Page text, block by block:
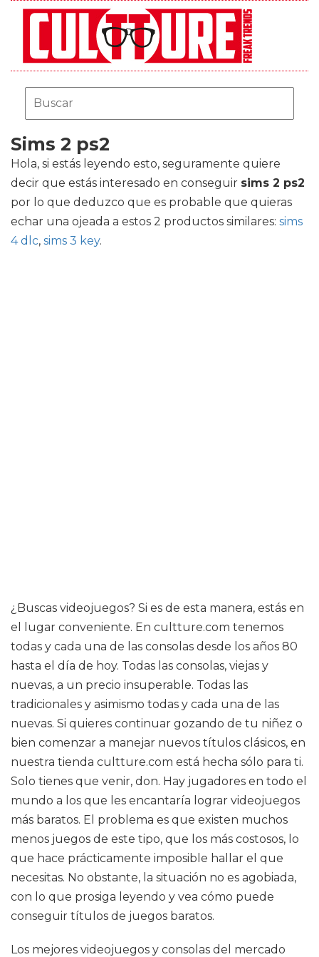
Sims 2 ps2
Hola, si estás leyendo esto, seguramente quiere
decir que estás interesado en conseguir sims 2 ps2
por lo que deduzco que es probable que quieras
echar una ojeada a estos 2 productos similares: sims
4 dlc, sims 3 key.
¿Buscas videojuegos? Si es de esta manera, estás en
el lugar conveniente. En cultture.com tenemos
todas y cada una de las consolas desde los años 80
hasta el día de hoy. Todas las consolas, viejas y
nuevas, a un precio insuperable. Todas las
tradicionales y asimismo todas y cada una de las
nuevas. Si quieres continuar gozando de tu niñez o
bien comenzar a manejar nuevos títulos clásicos, en
nuestra tienda cultture.com está hecha sólo para ti.
Solo tienes que venir, don. Hay jugadores en todo el
mundo a los que les encantaría lograr videojuegos
más baratos. El problema es que existen muchos
menos juegos de este tipo, que los más costosos, lo
que hace prácticamente imposible hallar el que
necesitas. No obstante, la situación no es agobiada,
con lo que prosiga leyendo y vea cómo puede
conseguir títulos de juegos baratos.
Los mejores videojuegos y consolas del mercado